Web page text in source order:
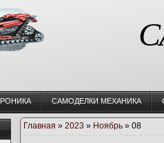
CАМОДЕЛКИ МЕХАНИКА
Главная » 2023 » Ноябрь » 08